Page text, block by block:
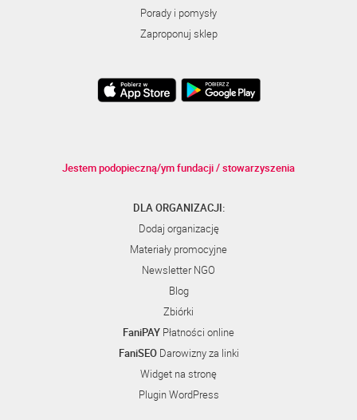
Porady i pomysły
Zaproponuj sklep
Jestem podopieczną/ym fundacji / stowarzyszenia
DLA ORGANIZACJI:
Dodaj organizację
Materiały promocyjne
Newsletter NGO
Blog
Zbiórki
FaniPAY Płatności online
FaniSEODarowizny za linki
Widget na stronę
Plugin WordPress